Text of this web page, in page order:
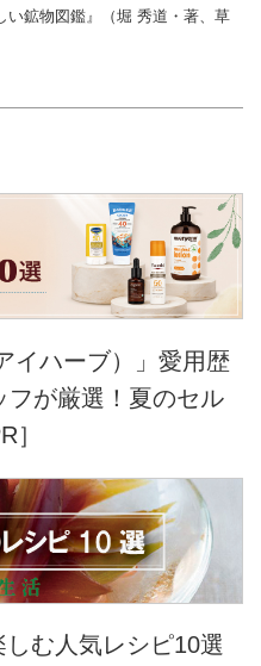
鉱物図鑑』（堀 秀道・著、草
イハーブ）」愛用歴
フが厳選！夏のセル
］
む人気レシピ10選